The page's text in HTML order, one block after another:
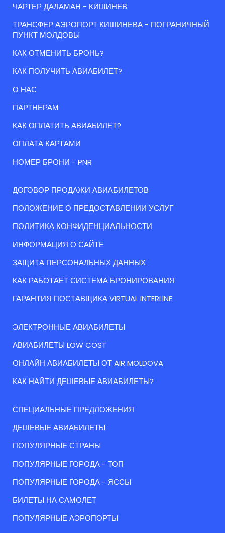
ЧАРТЕР ДАЛАМАН - КИШИНЕВ
ТРАНСФЕР АЭРОПОРТ КИШИНЕВА - ПОГРАНИЧНЫЙ
ПУНКТ МОЛДОВЫ
КАК ОТМЕНИТЬ БРОНЬ?
КАК ПОЛУЧИТЬ АВИАБИЛЕТ?
О НАС
ПАРТНЕРАМ
КАК ОПЛАТИТЬ АВИАБИЛЕТ?
ОПЛАТА КАРТАМИ
НОМЕР БРОНИ - PNR
ДОГОВОР ПРОДАЖИ АВИАБИЛЕТОВ
ПОЛОЖЕНИЕ О ПРЕДОСТАВЛЕНИИ УСЛУГ
ПОЛИТИКА КОНФИДЕНЦИАЛЬНОСТИ
ИНФОРМАЦИЯ О САЙТЕ
ЗАЩИТА ПЕРСОНАЛЬНЫХ ДАННЫХ
КАК РАБОТАЕТ СИСТЕМА БРОНИРОВАНИЯ
ГАРАНТИЯ ПОСТАВЩИКА VIRTUAL INTERLINE
ЭЛЕКТРОННЫЕ АВИАБИЛЕТЫ
АВИАБИЛЕТЫ LOW COST
ОНЛАЙН АВИАБИЛЕТЫ ОТ AIR MOLDOVA
КАК НАЙТИ ДЕШЕВЫЕ АВИАБИЛЕТЫ?
СПЕЦИАЛЬНЫЕ ПРЕДЛОЖЕНИЯ
ДЕШЕВЫЕ АВИАБИЛЕТЫ
ПОПУЛЯРНЫЕ СТРАНЫ
ПОПУЛЯРНЫЕ ГОРОДА - ТОП
ПОПУЛЯРНЫЕ ГОРОДА - ЯССЫ
БИЛЕТЫ НА САМОЛЕТ
ПОПУЛЯРНЫЕ АЭРОПОРТЫ